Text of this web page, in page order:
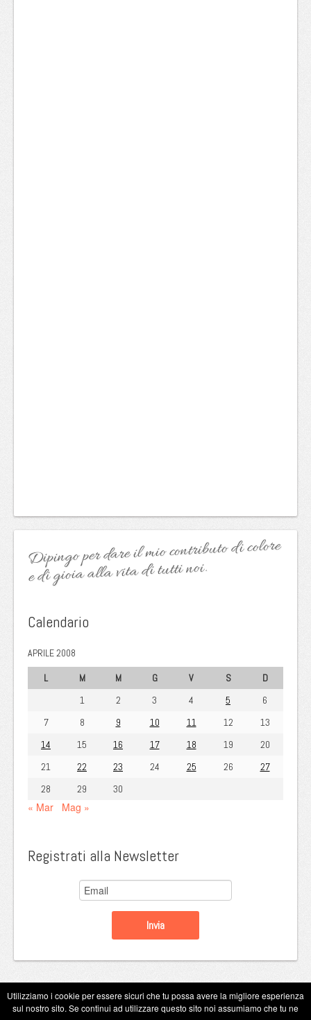
Dipingo per dare il mio contributo di colore
e di gioia alla vita di tutti noi.
Calendario
APRILE 2008
L
M M G V S
D
1
2 3 4 5
6
7
8 9 10 11 12
13
14
15 16 17 18 19
20
21
22 23 24 25 26
27
28
29 30
« Mar Mag »
Registrati alla Newsletter
Copyright Eugenio Guarini 2026
Utilizziamo i cookie per essere sicuri che tu possa avere la migliore esperienza
sul nostro sito. Se continui ad utilizzare questo sito noi assumiamo che tu ne